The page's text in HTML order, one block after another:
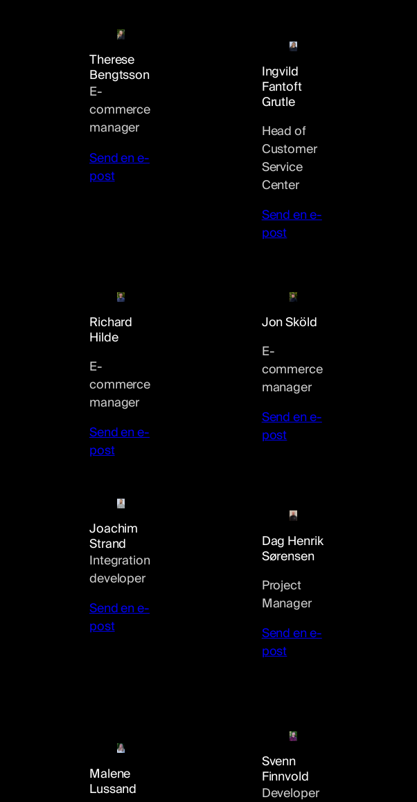
Therese
Bengtsson
E-
commerce
manager
Send en e-
post
Ingvild
Fantoft
Grutle
Head of
Customer
Service
Center
Send en e-
post
Richard
Hilde
E-
commerce
manager
Send en e-
post
Jon Sköld
E-
commerce
manager
Send en e-
post
Joachim
Strand
Integration
developer
Send en e-
post
Dag Henrik
Sørensen
Project
Manager
Send en e-
post
Malene
Lussand
Svenn
Finnvold
Developer